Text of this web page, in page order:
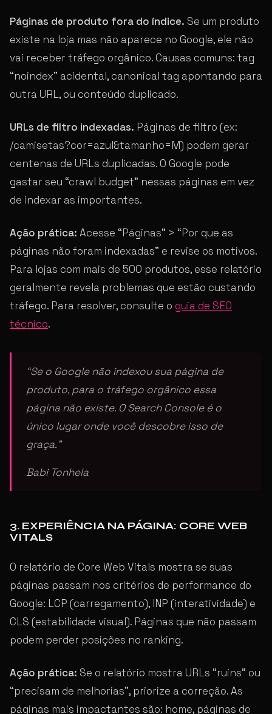
Páginas de produto fora do índice. Se um produto
existe na loja mas não aparece no Google, ele não
vai receber tráfego orgânico. Causas comuns: tag
“noindex” acidental, canonical tag apontando para
outra URL, ou conteúdo duplicado.
URLs de filtro indexadas. Páginas de filtro (ex:
/camisetas?cor=azul&tamanho=M) podem gerar
centenas de URLs duplicadas. O Google pode
gastar seu “crawl budget” nessas páginas em vez
de indexar as importantes.
Ação prática: Acesse “Páginas” > “Por que as
páginas não foram indexadas” e revise os motivos.
Para lojas com mais de 500 produtos, esse relatório
geralmente revela problemas que estão custando
tráfego. Para resolver, consulte o guia de SEO
técnico.
“Se o Google não indexou sua página de
produto, para o tráfego orgânico essa
página não existe. O Search Console é o
único lugar onde você descobre isso de
graça.”
Babi Tonhela
3. EXPERIÊNCIA NA PÁGINA: CORE WEB
VITALS
O relatório de Core Web Vitals mostra se suas
páginas passam nos critérios de performance do
Google: LCP (carregamento), INP (interatividade) e
CLS (estabilidade visual). Páginas que não passam
podem perder posições no ranking.
Ação prática: Se o relatório mostra URLs “ruins” ou
“precisam de melhorias”, priorize a correção. As
páginas mais impactantes são: home, páginas de